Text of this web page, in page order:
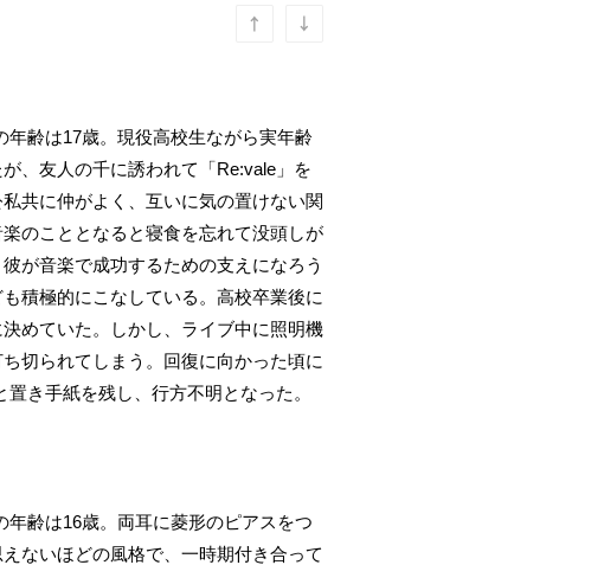
齢は17歳。現役高校生ながら実年齢
、友人の千に誘われて「Re:vale」を
共に仲がよく、互いに気の置けない関
のこととなると寝食を忘れて没頭しが
が音楽で成功するための支えになろう
積極的にこなしている。高校卒業後に
めていた。しかし、ライブ中に照明機
切られてしまう。回復に向かった頃に
き手紙を残し、行方不明となった。
齢は16歳。両耳に菱形のピアスをつ
ないほどの風格で、一時期付き合って